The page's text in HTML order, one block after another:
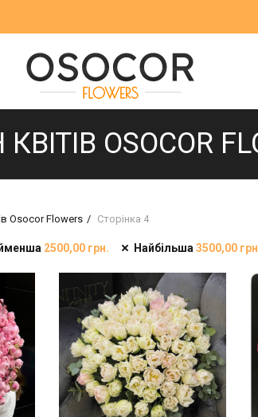
OSOCOR
Osocor Flowers Сторінка 4
2500,00грн. Найбільша 3500,00